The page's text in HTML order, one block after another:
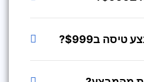
ב$999?